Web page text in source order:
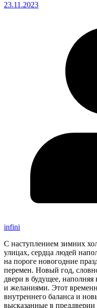
23.11.2023
infini
С наступлением зимних
улицах, сердца людей
на пороге новогодние
перемен. Новый год,
двери в будущее,
и желаниями. Этот
внутреннего баланса и
высказанные в преддверии